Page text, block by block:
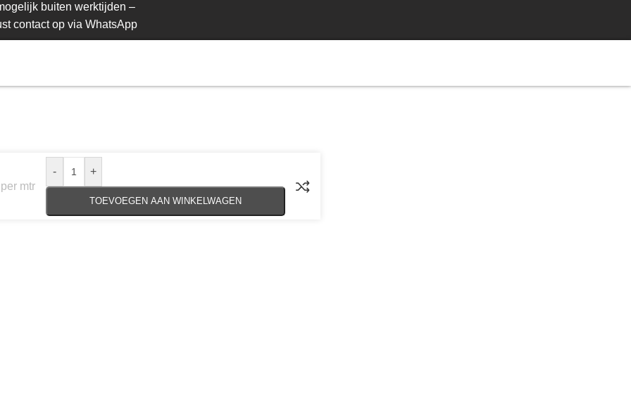
buiten werktijden –
contact op via WhatsApp
per mtr
- +
TOEVOEGEN AAN WINKELWAGEN